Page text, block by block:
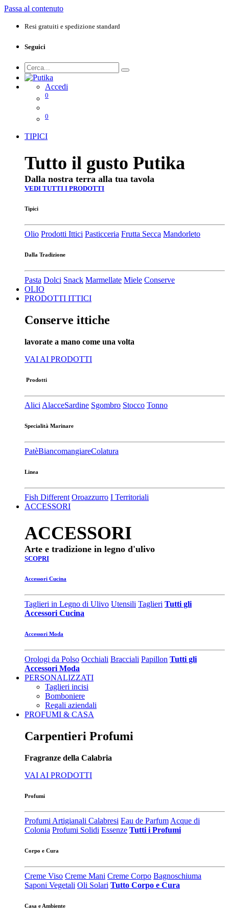
Passa al contenuto
Resi gratuiti e spedizione standard
Seguici
Accedi
0
0
TIPICI
Tutto il gusto Putika
Dalla nostra terra alla tua tavola
VEDI TUTTI I PRODOTTI
Tipici
Olio Prodotti Ittici Pasticceria Frutta Secca Mandorleto
Dalla Tradizione
Pasta Dolci Snack Marmellate Miele Conserve
OLIO
PRODOTTI ITTICI
Conserve ittiche
lavorate a mano come una volta
VAI AI PRODOTTI
Prodotti
Alici AlacceSardine Sgombro Stocco Tonno
Specialità Marinare
Patè​BiancomangiareColatura
Linea
Fish Different Oroazzurro I Territoriali
ACCESSORI
ACCESSORI
Arte e tradizione in legno d'ulivo
SCOPRI
Accessori Cucina
Taglieri in Legno di Ulivo Utensili Taglieri Tutti gli
Accessori Cucina
Accessori Moda
Orologi da Polso Occhiali Bracciali Papillon Tutti gli
Accessori Moda
PERSONALIZZATI
Taglieri incisi
Bomboniere
Regali aziendali
PROFUMI & CASA
Carpentieri Profumi
Fragranze della Calabria
VAI AI PRODOTTI
Profumi
Profumi Artigianali Calabresi Eau de ParfumAcque di
Colonia Profumi Solidi Essenze Tutti i Profumi
Corpo e Cura
Creme Viso Creme Mani Creme Corpo Bagnoschiuma
Saponi Vegetali Oli Solari Tutto Corpo e Cura
Casa e Ambiente